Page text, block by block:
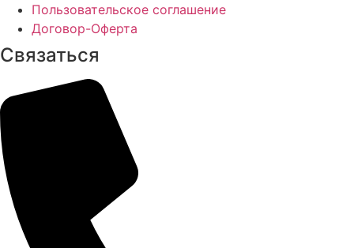
Пользовательское соглашение
Договор-Оферта
Cвязаться